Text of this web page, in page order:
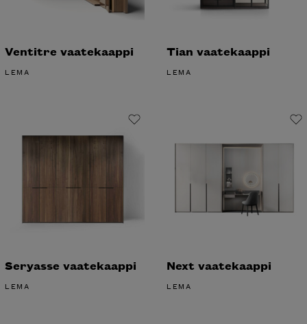
Ventitre vaatekaappi
LEMA
Tian vaatekaappi
LEMA
Seryasse vaatekaappi
LEMA
Next vaatekaappi
LEMA